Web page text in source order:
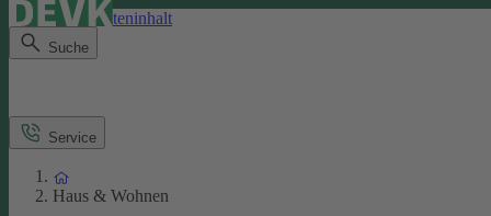
Direkt zum Seiteninhalt
Suche
Service
Haus & Wohnen